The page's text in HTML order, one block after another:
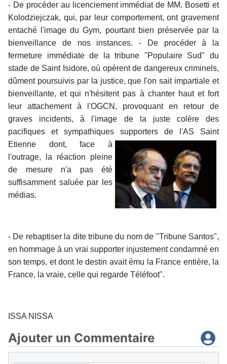
- De procéder au licenciement immédiat de MM. Bosetti et
Kolodziejczak, qui, par leur comportement, ont gravement
entaché l'image du Gym, pourtant bien préservée par la
bienveillance de nos instances. - De procéder à la
fermeture immédiate de la tribune "Populaire Sud" du
stade de Saint Isidore, où opèrent de dangereux criminels,
dûment poursuivis par la justice, que l'on sait impartiale et
bienveillante, et qui n'hésitent pas à chanter haut et fort
leur attachement à l'OGCN, provoquant en retour de
graves incidents, à l'image de la juste colère des
pacifiques et sympathiques supporters de l'AS Saint
Etienne dont, face à
l'outrage, la réaction pleine
de mesure n'a pas été
suffisamment saluée par les
médias.
- De rebaptiser la dite tribune du nom de "Tribune Santos",
en hommage à un vrai supporter injustement condamné en
son temps, et dont le destin avait ému la France entière, la
France, la vraie, celle qui regarde Téléfoot".
ISSA NISSA
Ajouter un Commentaire